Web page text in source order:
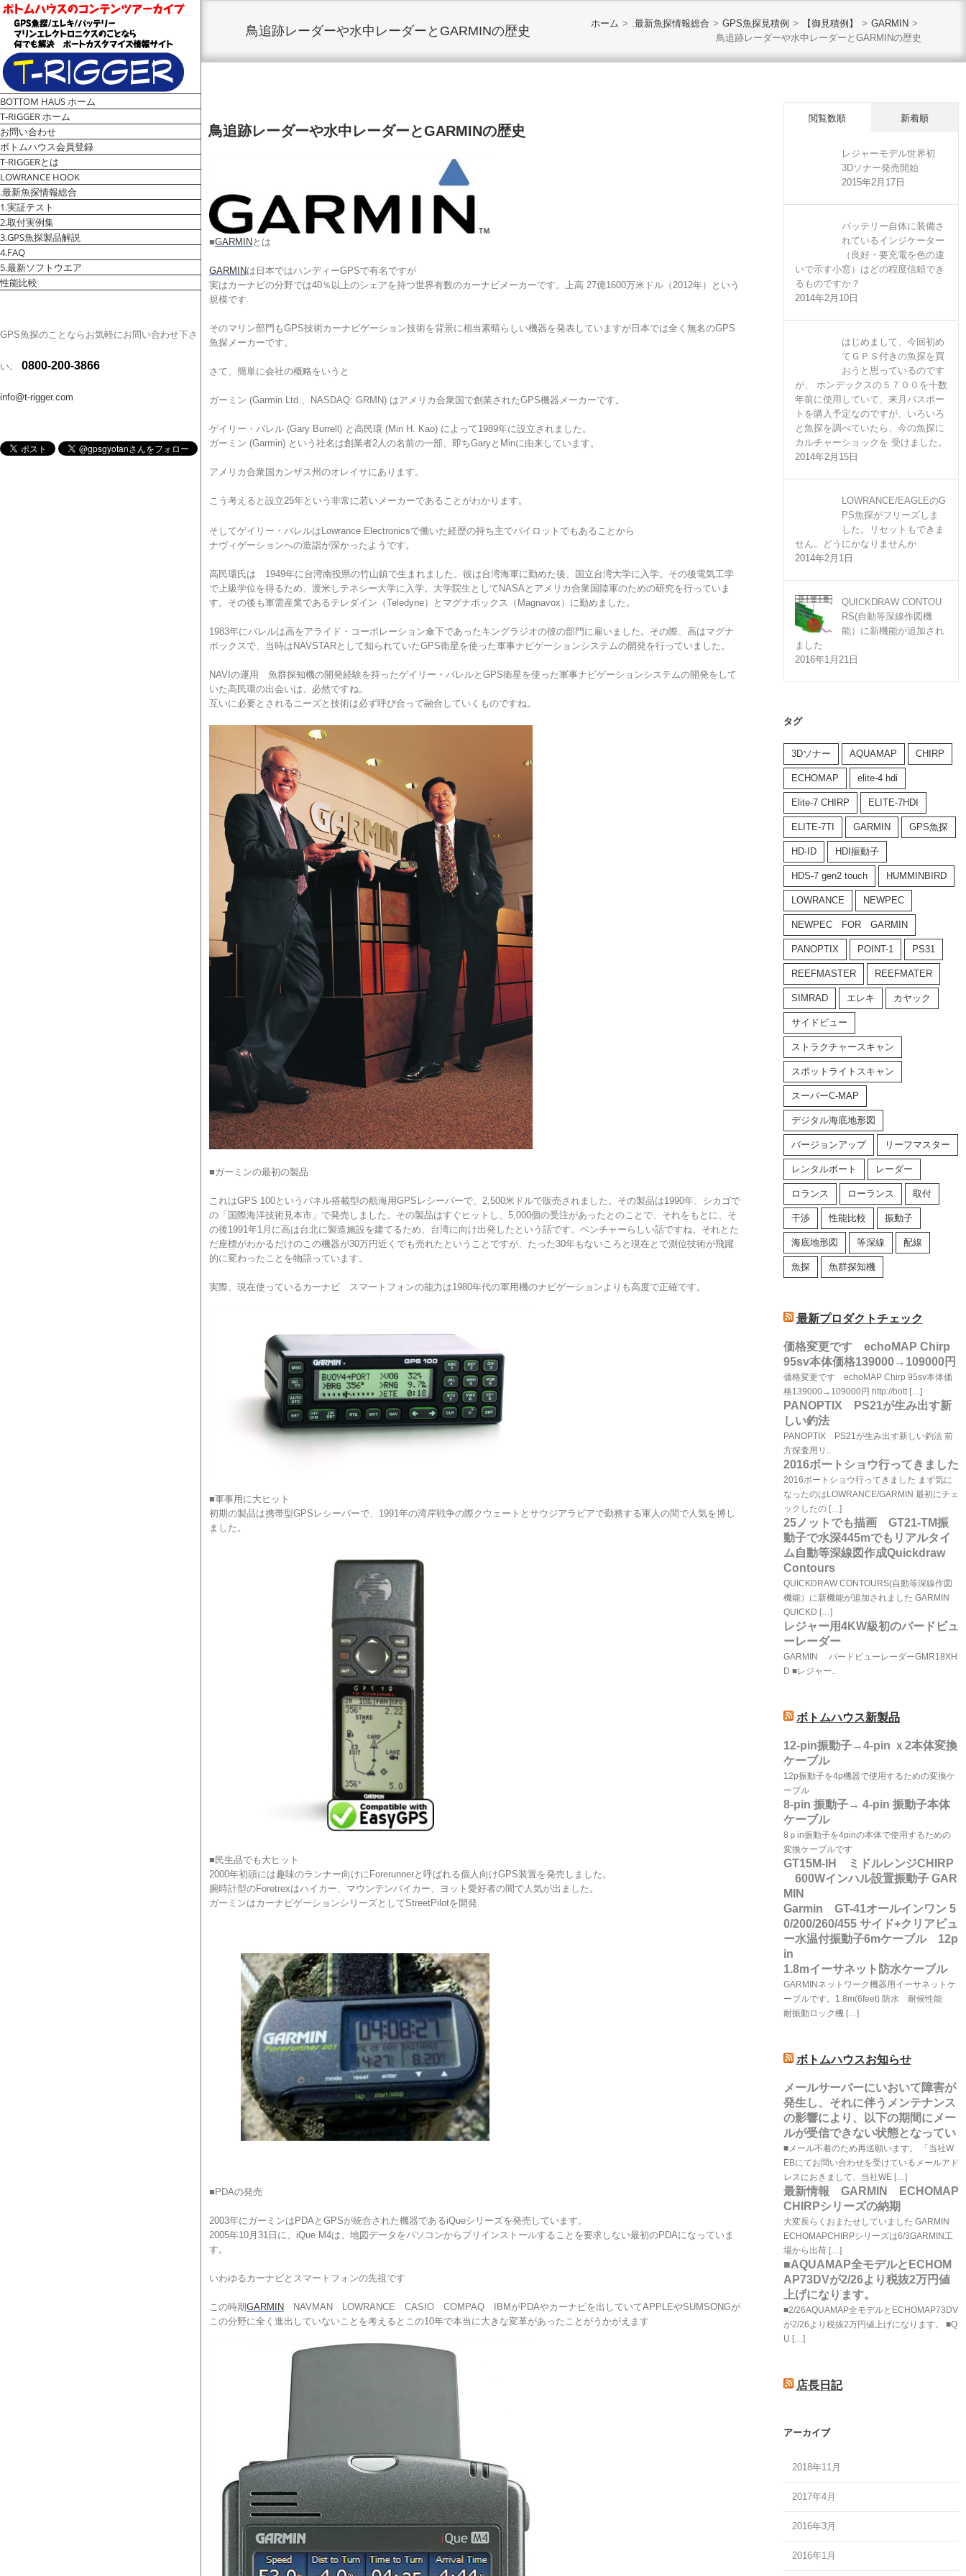
BOTTOM HAUS ホーム
T-RIGGER ホーム
お問い合わせ
ボトムハウス会員登録
T-RIGGERとは
LOWRANCE HOOK
.最新魚探情報総合
1.実証テスト
2.取付実例集
3.GPS魚探製品解説
4.FAQ
5.最新ソフトウエア
性能比較
GPS魚探のことならお気軽にお問い合わせ下さ
い。 0800-200-3866
info@t-rigger.com
鳥追跡レーダーや水中レーダーとGARMINの歴史
ホーム > .最新魚探情報総合 > GPS魚探見積例 > 【御見積例】 > GARMIN >
鳥追跡レーダーや水中レーダーとGARMINの歴史
e
g
e
r
m
a
g
鳥追跡レーダーや水中レーダーとGARMINの歴史
■GARMIN とは
GARMINは日本ではハンディーGPSで有名ですが
実はカーナビの分野では40％以上のシェアを持つ世界有数のカーナビメーカーです。上高 27億1600万米ドル（2012年）という
規模です
そのマリン部門もGPS技術カーナビゲーション技術を背景に相当素晴らしい機器を発表していますが日本では全く無名のGPS
魚探メーカーです。
さて、簡単に会社の概略をいうと
ガーミン (Garmin Ltd.、NASDAQ: GRMN) はアメリカ合衆国で創業されたGPS機器メーカーです。
ゲイリー・バレル (Gary Burrell) と高民環 (Min H. Kao) によって1989年に設立されました。
ガーミン (Garmin) という社名は創業者2人の名前の一部、即ちGaryとMinに由来しています。
アメリカ合衆国カンザス州のオレイサにあります。
こう考えると設立25年という非常に若いメーカーであることがわかります。
そしてゲイリー・バレルはLowrance Electronicsで働いた経歴の持ち主でパイロットでもあることから
ナヴィゲーションへの造詣が深かったようです。
高民環氏は 1949年に台湾南投県の竹山鎮で生まれました。彼は台湾海軍に勤めた後、国立台湾大学に入学。その後電気工学
で上級学位を得るため、渡米しテネシー大学に入学。大学院生としてNASAとアメリカ合衆国陸軍のための研究を行っていま
す。その後も軍需産業であるテレダイン（Teledyne）とマグナボックス（Magnavox）に勤めました。
1983年にバレルは高をアライド・コーポレーション傘下であったキングラジオの彼の部門に雇いました。その際、高はマグナ
ボックスで、当時はNAVSTARとして知られていたGPS衛星を使った軍事ナビゲーションシステムの開発を行っていました。
NAVIの運用 魚群探知機の開発経験を持ったゲイリー・バレルとGPS衛星を使った軍事ナビゲーションシステムの開発をして
いた高民環の出会いは、必然ですね。
互いに必要とされるニーズと技術は必ず呼び合って融合していくものですね。
■ガーミンの最初の製品
これはGPS 100というパネル搭載型の航海用GPSレシーバーで、2,500米ドルで販売されました。その製品は1990年、シカゴで
の「国際海洋技術見本市」で発売しました。その製品はすぐヒットし、5,000個の受注があったとのことで、それをもとに、そ
の後1991年1月に高は台北に製造施設を建てるため、台湾に向け出発したという話です。ベンチャーらしい話ですね。それとた
だ座標がわかるだけのこの機器が30万円近くでも売れたということですが、たった30年もないころと現在とで測位技術が飛躍
的に変わったことを物語っています。
実際、現在使っているカーナビ スマートフォンの能力は1980年代の軍用機のナビゲーションよりも高度で正確です。
■軍事用に大ヒット
初期の製品は携帯型GPSレシーバーで、1991年の湾岸戦争の際クウェートとサウジアラビアで勤務する軍人の間で人気を博し
ました。
■民生品でも大ヒット
2000年初頭には趣味のランナー向けにForerunnerと呼ばれる個人向けGPS装置を発売しました。
腕時計型のForetrexはハイカー、マウンテンバイカー、ヨット愛好者の間で人気が出ました。
ガーミンはカーナビゲーションシリーズとしてStreetPilotを開発
■PDAの発売
2003年にガーミンはPDAとGPSが統合された機器であるiQueシリーズを発売しています。
2005年10月31日に、iQue M4は、地図データをパソコンからプリインストールすることを要求しない最初のPDAになっていま
す。
いわゆるカーナビとスマートフォンの先祖です
この時期GARMIN NAVMAN LOWRANCE CASIO COMPAQ IBMがPDAやカーナビを出していてAPPLEやSUMSONGが
この分野に全く進出していないことを考えるとこの10年で本当に大きな変革があったことがうかがえます
閲覧数順 新着順
レジャーモデル世界初
3Dソナー発売開始
2015年2月17日
バッテリー自体に装備さ
れているインジケーター
（良好・要充電を色の違
いで示す小窓）はどの程度信頼でき
るものですか？
2014年2月10日
はじめまして、今回初め
てＧＰＳ付きの魚探を買
おうと思っているのです
が、 ホンデックスの５７００を十数
年前に使用していて、来月バスボー
トを購入予定なのですが、いろいろ
と魚探を調べていたら、今の魚探に
カルチャーショックを 受けました。
2014年2月15日
LOWRANCE/EAGLEのG
PS魚探がフリーズしま
した。リセットもできま
せん。どうにかなりませんか
2014年2月1日
QUICKDRAW CONTOU
RS(自動等深線作図機
能）に新機能が追加され
ました
2016年1月21日
タグ
3Dソナー AQUAMAP CHIRP
ECHOMAP elite-4 hdi
Elite-7 CHIRP ELITE-7HDI
ELITE-7TI GARMIN GPS魚探
HD-ID HDI振動子
HDS-7 gen2 touch HUMMINBIRD
LOWRANCE NEWPEC
NEWPEC FOR GARMIN
PANOPTIX POINT-1 PS31
REEFMASTER REEFMATER
SIMRAD エレキ カヤック
サイドビュー
ストラクチャースキャン
スポットライトスキャン
スーパーC-MAP
デジタル海底地形図
バージョンアップ リーフマスター
レンタルボート レーダー
ロランス ローランス 取付
干渉 性能比較 振動子
海底地形図 等深線 配線
魚探 魚群探知機
最新プロダクトチェック
価格変更です echoMAP Chirp
95sv本体価格139000→109000円
価格変更です echoMAP Chirp 95sv本体価
格139000→109000円 http://bott […]
PANOPTIX PS21が生み出す新
しい釣法
PANOPTIX PS21が生み出す新しい釣法 前
方探査用リ..
2016ボートショウ行ってきました
2016ボートショウ行ってきました まず気に
なったのはLOWRANCE/GARMIN 最初にチェ
ックしたの […]
25ノットでも描画 GT21-TM振
動子で水深445mでもリアルタイ
ム自動等深線図作成Quickdraw
Contours
QUICKDRAW CONTOURS(自動等深線作図
機能）に新機能が追加されました GARMIN
QUICKD […]
レジャー用4KW級初のバードビュ
ーレーダー
GARMIN バードビューレーダーGMR18XH
D ■レジャー..
ボトムハウス新製品
12-pin振動子→4-pin ｘ2本体変換
ケーブル
12p振動子を4p機器で使用するための変換ケ
ーブル
8-pin 振動子→ 4-pin 振動子本体
ケーブル
8ｐin振動子を4pinの本体で使用するための
変換ケーブルです
GT15M-IH ミドルレンジCHIRP
600Wインハル設置振動子 GAR
MIN
Garmin GT-41オールインワン 5
0/200/260/455 サイド+クリアビュ
ー水温付振動子6mケーブル 12p
in
1.8mイーサネット防水ケーブル
GARMINネットワーク機器用イーサネットケ
ーブルです。1.8m(6feet) 防水 耐候性能
耐振動ロック機 […]
ボトムハウスお知らせ
メールサーバーにいおいて障害が
発生し、それに伴うメンテナンス
の影響により、以下の期間にメー
ルが受信できない状態となってい
■メール不着のため再送願います。 「当社W
EBにてお問い合わせを受けているメールアド
レスにおきまして、当社WE […]
最新情報 GARMIN ECHOMAP
CHIRPシリーズの納期
大変長らくおまたせしていました GARMIN
ECHOMAPCHIRPシリーズは6/3GARMIN工
場から出荷 […]
■AQUAMAP全モデルとECHOM
AP73DVが2/26より税抜2万円値
上げになります。
■2/26AQUAMAP全モデルとECHOMAP73DV
が2/26より税抜2万円値上げになります。 ■Q
U […]
店長日記
アーカイブ
2018年11月
2017年4月
2016年3月
2016年1月